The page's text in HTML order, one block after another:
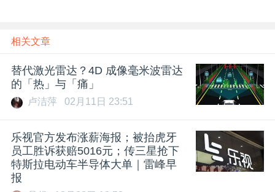
相关文章
替代激光雷达？4D 成像毫米波雷达
的「热」与「痛」
卢洁萍 02月11日 23:51
乐视官方发布涨薪海报；被抬虎牙
员工胜诉获赔5016元；传三星抢下
特斯拉电动车半导体大单｜雷峰早
报